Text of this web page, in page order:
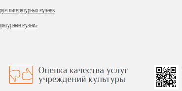
литературных музеев
музеи»